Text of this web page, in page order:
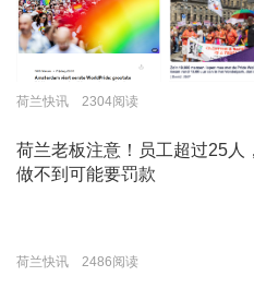
荷兰快讯 2304阅读
荷兰老板注意！员工超过25人
做不到可能要罚款
荷兰快讯 2486阅读